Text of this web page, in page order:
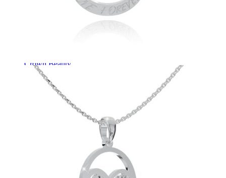
Crown Beauty
Zásnubné prstne z kolekcie Crown Beauty.